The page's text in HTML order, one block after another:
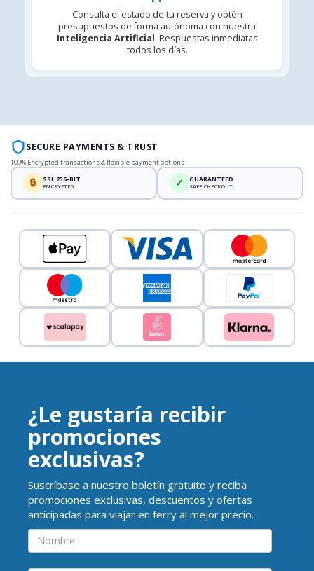
Consulta el estado de tu reserva y obtén
presupuestos de forma autónoma con nuestra
Inteligencia Artificial. Respuestas inmediatas
todos los días.
SECURE PAYMENTS & TRUST
100% Encrypted transactions & flexible payment options
🔒 SSL 256-BIT
ENCRYPTED ✓ GUARANTEED
SAFE CHECKOUT
¿Le gustaría recibir
promociones
exclusivas?
Suscríbase a nuestro boletín gratuito y reciba
promociones exclusivas, descuentos y ofertas
anticipadas para viajar en ferry al mejor precio.